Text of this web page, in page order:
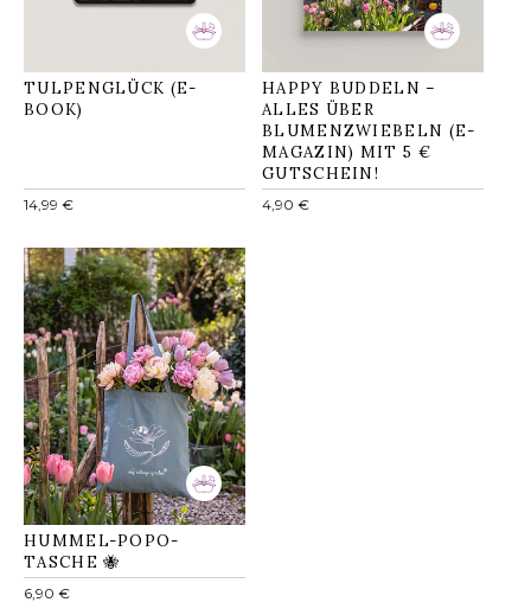
TULPENGLÜCK (E-
BOOK)
Normaler
14,99 €
HAPPY BUDDELN –
ALLES ÜBER
BLUMENZWIEBELN (E-
MAGAZIN) MIT 5 €
GUTSCHEIN!
Normaler
4,90 €
HUMMEL-POPO-
TASCHE 🐝
Normaler
6,90 €